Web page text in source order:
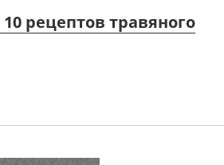
рецептов травяного